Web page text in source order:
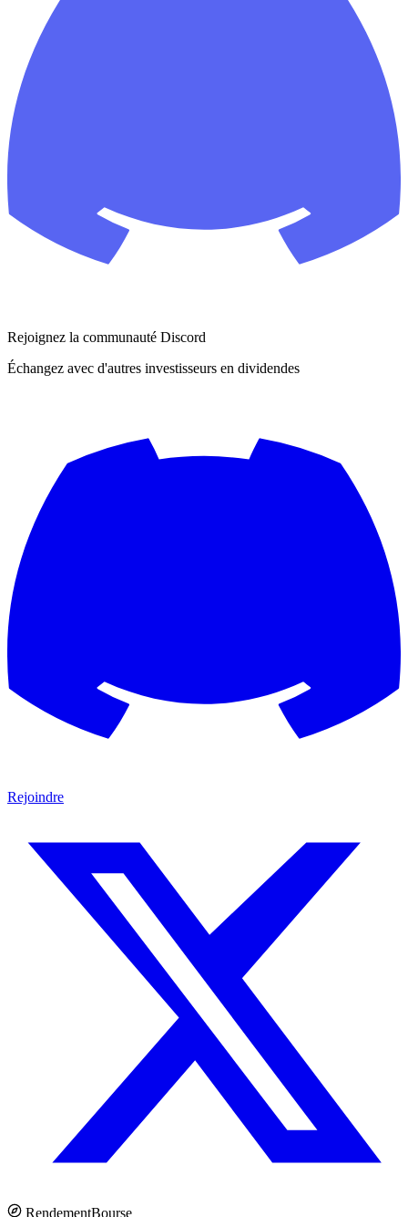
Rejoignez la communauté Discord
Échangez avec d'autres investisseurs en dividendes
Rejoindre
RendementBourse